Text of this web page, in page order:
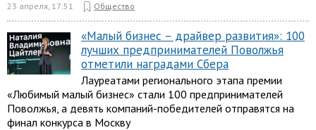
23 апреля, 17:51 Общество
«Малый бизнес – драйвер развития»: 100
лучших предпринимателей Поволжья
отметили наградами Сбера
Лауреатами регионального этапа премии
«Любимый малый бизнес» стали 100 предпринимателей
Поволжья, а девять компаний-победителей отправятся на
финал конкурса в Москву